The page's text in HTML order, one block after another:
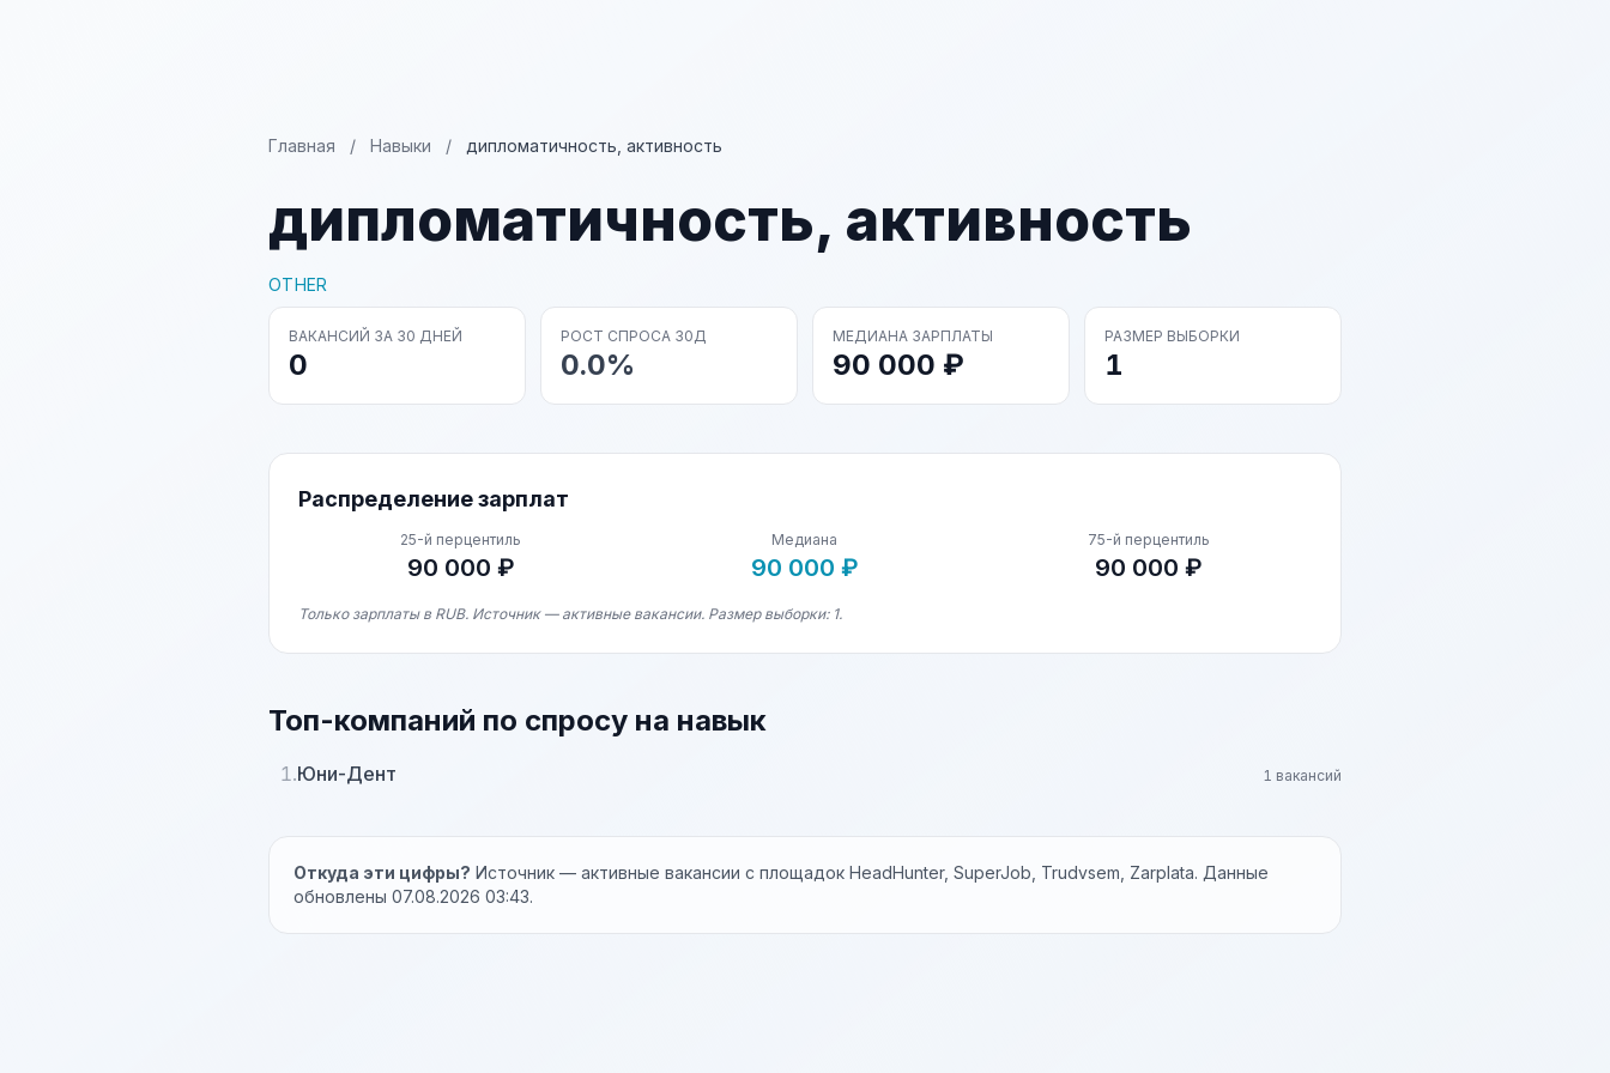
Главная / Навыки / дипломатичность, активность
дипломатичность, активность
OTHER
ВАКАНСИЙ ЗА 30 ДНЕЙ
0
РОСТ СПРОСА 30Д
0.0%
МЕДИАНА ЗАРПЛАТЫ
90 000 ₽
РАЗМЕР ВЫБОРКИ
1
Распределение зарплат
25-й перцентиль
90 000 ₽
Медиана
90 000 ₽
75-й перцентиль
90 000 ₽
Только зарплаты в RUB. Источник — активные вакансии. Размер выборки: 1.
Топ-компаний по спросу на навык
1.Юни-Дент 1 вакансий
Откуда эти цифры? Источник — активные вакансии с площадок HeadHunter, SuperJob, Trudvsem, Zarplata. Данные
обновлены 07.08.2026 03:43.